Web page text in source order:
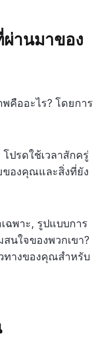
านมาของ
คืออะไร? โดยการ
ปรดใช้เวลาสักครู่
ของคุณและสิ่งที่ยัง
ฉพาะ, รูปแบบการ
นใจของพวกเขา?
ทางของคุณสำหรับ